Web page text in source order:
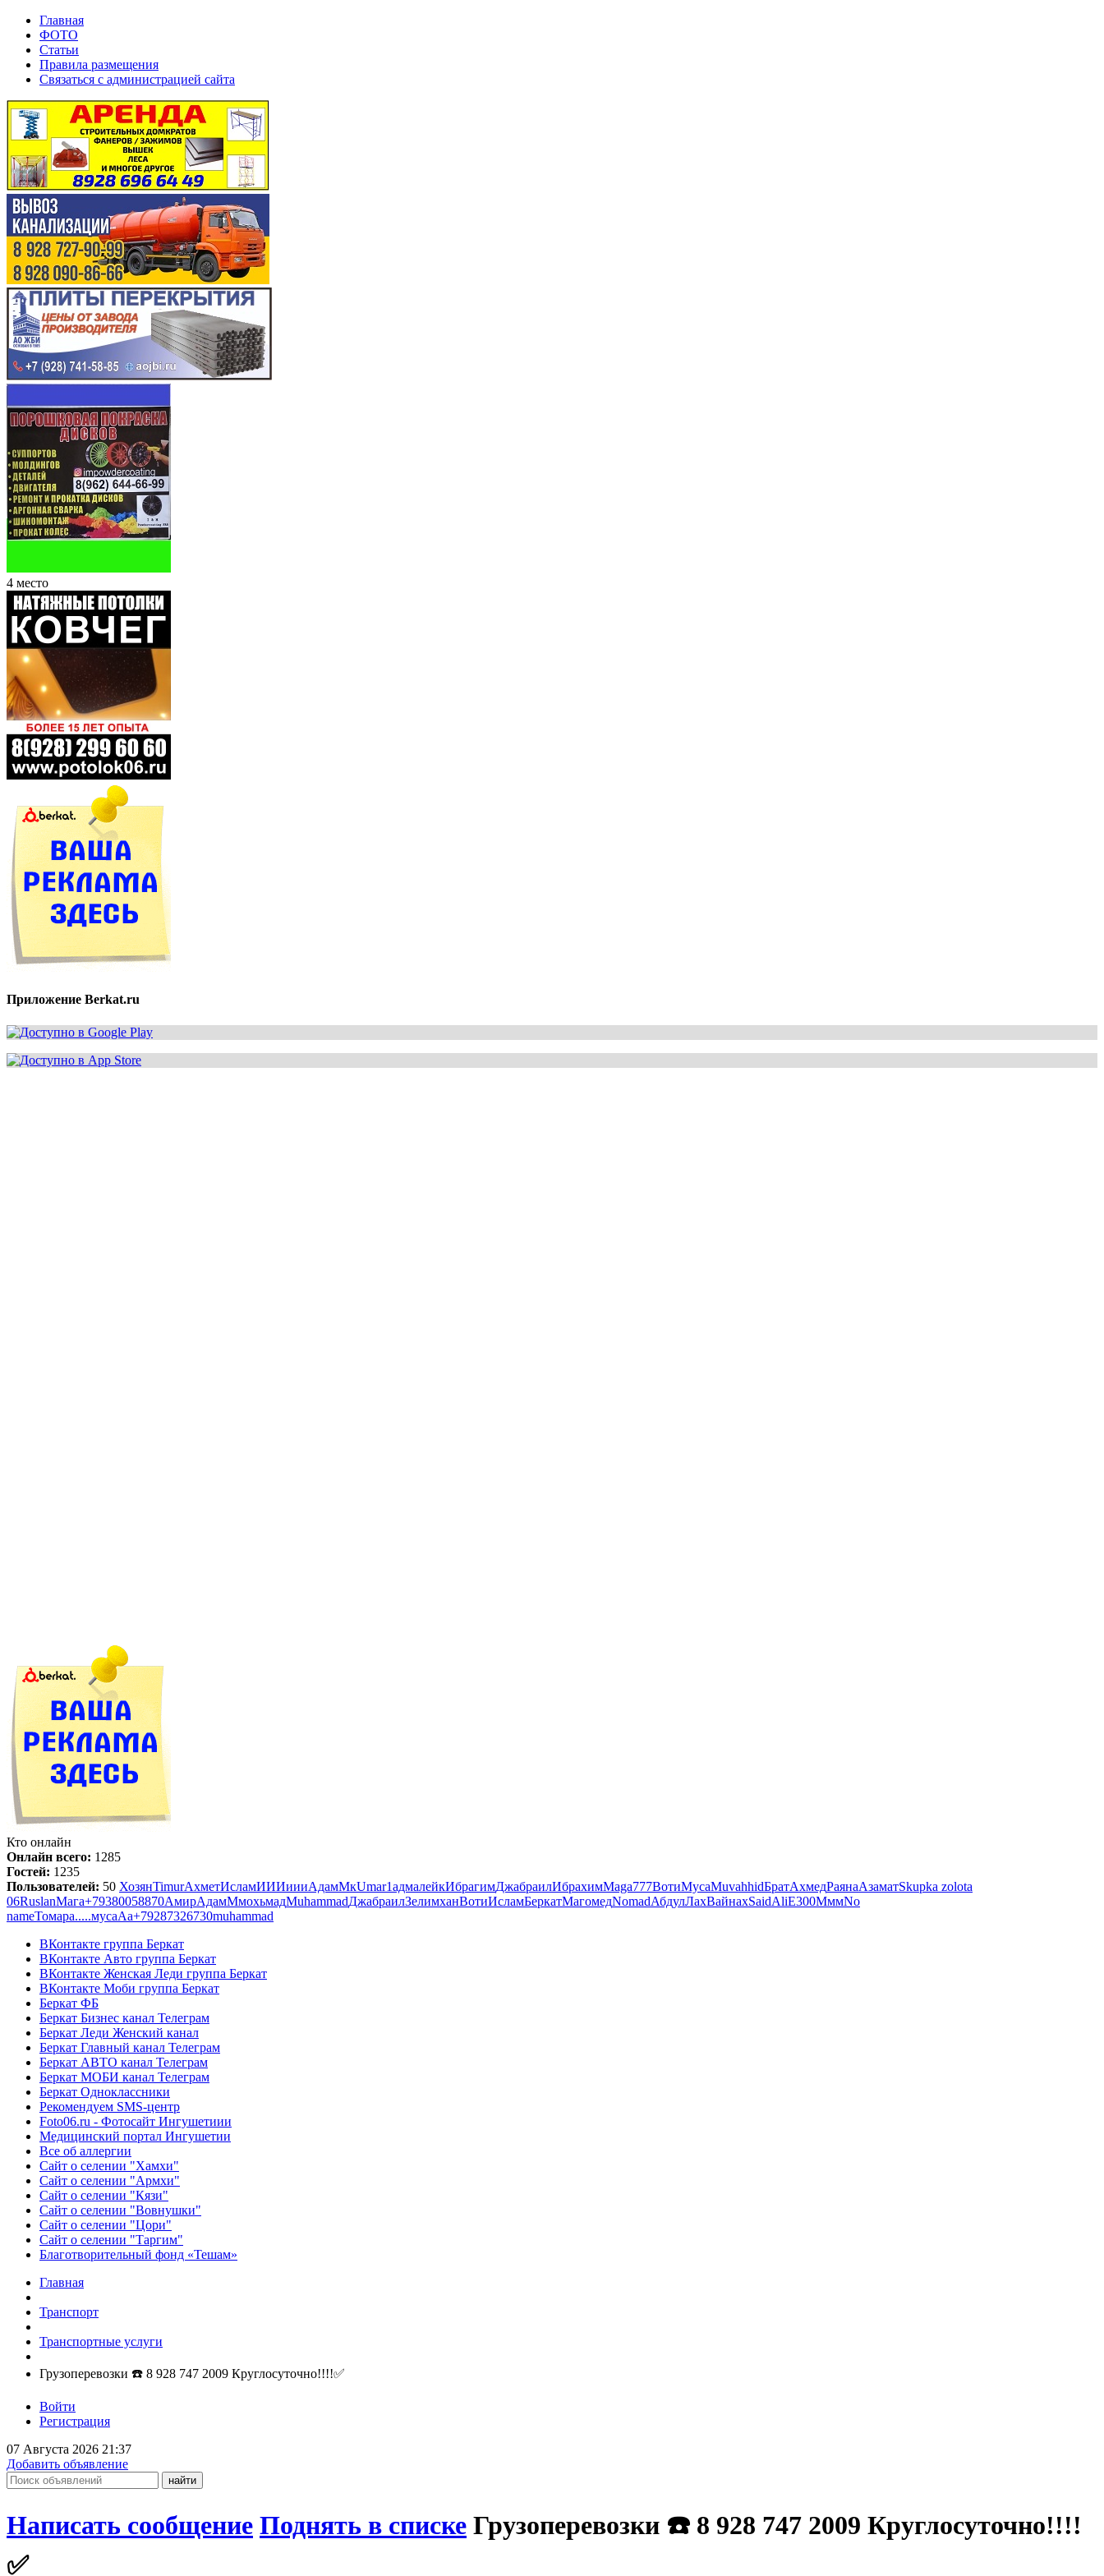
Главная
ФОТО
Статьи
Правила размещения
Связаться с администрацией сайта
4 место
Приложение Berkat.ru
Кто онлайн
Онлайн всего: 1285
Гостей: 1235
Пользователей: 50 ХозянTimurАхметИсламИИИиииАдамМкUmar1адмалейкИбрагимДжабраилИбрахимMaga777ВотиМусаMuvahhidБратАхмедРаянаАзаматSkupka zolota
06RuslanМага+79380058870АмирАдамMмохьмадMuhammadДжабраилЗелимханВотиИсламБеркатМагомедNomadАбдулЛахВайнахSaidAliE300МммNo
nameToмара.....мусаАа+79287326730muhammad
ВКонтакте группа Беркат
ВКонтакте Авто группа Беркат
ВКонтакте Женская Леди группа Беркат
ВКонтакте Моби группа Беркат
Беркат ФБ
Беркат Бизнес канал Телеграм
Беркат Леди Женский канал
Беркат Главный канал Телеграм
Беркат АВТО канал Телеграм
Беркат МОБИ канал Телеграм
Беркат Одноклассники
Рекомендуем SMS-центр
Foto06.ru - Фотосайт Ингушетиии
Медицинский портал Ингушетии
Все об аллергии
Сайт о селении "Хамхи"
Сайт о селении "Армхи"
Сайт о селении "Кязи"
Сайт о селении "Вовнушки"
Сайт о селении "Цори"
Сайт о селении "Таргим"
Благотворительный фонд «Тешам»
Главная
Транспорт
Транспортные услуги
Грузоперевозки ☎️ 8 928 747 2009 Круглосуточно!!!!✅️
Войти
Регистрация
07 Августа 2026 21:37
Добавить объявление
Написать сообщение Поднять в списке Грузоперевозки ☎️ 8 928 747 2009 Круглосуточно!!!!
✅️